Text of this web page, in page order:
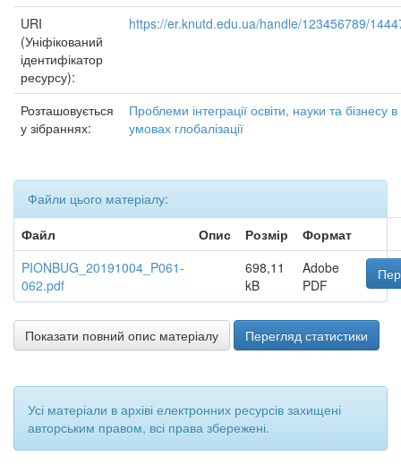
URI
(Уніфікований
ідентифікатор
ресурсу):
https://er.knutd.edu.ua/handle/123456789/
Розташовується
у зібраннях:
Проблеми інтеграції освіти, науки та бізнесу в
умовах глобалізації
Файли цього матеріалу:
Файл
Опис Розмір
Формат
PIONBUG_20191004_P061-
062.pdf
698,11
kB
Adobe
PDF
Показати повний опис матеріалу Перегляд статистики
Усі матеріали в архіві електронних ресурсів захищені
авторським правом, всі права збережені.